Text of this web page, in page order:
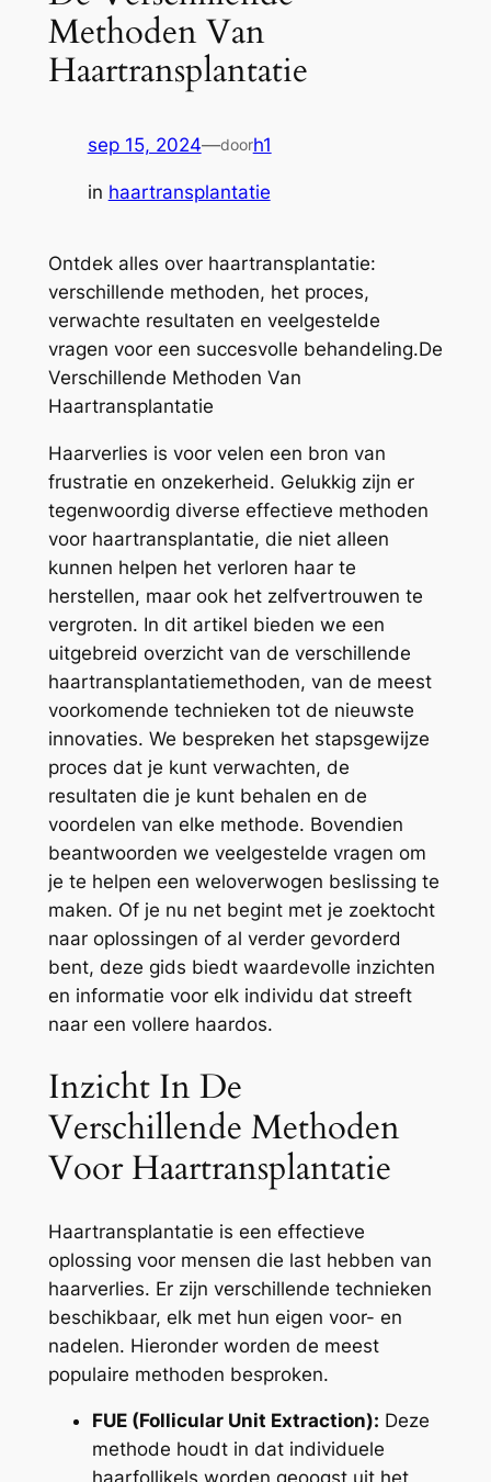
Methoden Van
Haartransplantatie
sep 15, 2024—doorh1
in haartransplantatie
Ontdek alles over haartransplantatie:
verschillende methoden, het proces,
verwachte resultaten en veelgestelde
vragen voor een succesvolle behandeling.De
Verschillende Methoden Van
Haartransplantatie
Haarverlies is voor velen een bron van
frustratie en onzekerheid. Gelukkig zijn er
tegenwoordig diverse effectieve methoden
voor haartransplantatie, die niet alleen
kunnen helpen het verloren haar te
herstellen, maar ook het zelfvertrouwen te
vergroten. In dit artikel bieden we een
uitgebreid overzicht van de verschillende
haartransplantatiemethoden, van de meest
voorkomende technieken tot de nieuwste
innovaties. We bespreken het stapsgewijze
proces dat je kunt verwachten, de
resultaten die je kunt behalen en de
voordelen van elke methode. Bovendien
beantwoorden we veelgestelde vragen om
je te helpen een weloverwogen beslissing te
maken. Of je nu net begint met je zoektocht
naar oplossingen of al verder gevorderd
bent, deze gids biedt waardevolle inzichten
en informatie voor elk individu dat streeft
naar een vollere haardos.
Inzicht In De
Verschillende Methoden
Voor Haartransplantatie
Haartransplantatie is een effectieve
oplossing voor mensen die last hebben van
haarverlies. Er zijn verschillende technieken
beschikbaar, elk met hun eigen voor- en
nadelen. Hieronder worden de meest
populaire methoden besproken.
FUE (Follicular Unit Extraction): Deze
methode houdt in dat individuele